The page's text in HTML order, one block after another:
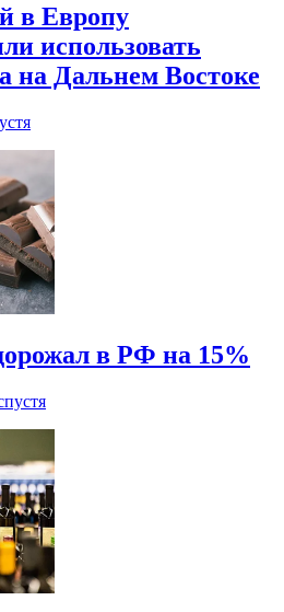
в Европу
использовать
на Дальнем Востоке
в РФ на 15%